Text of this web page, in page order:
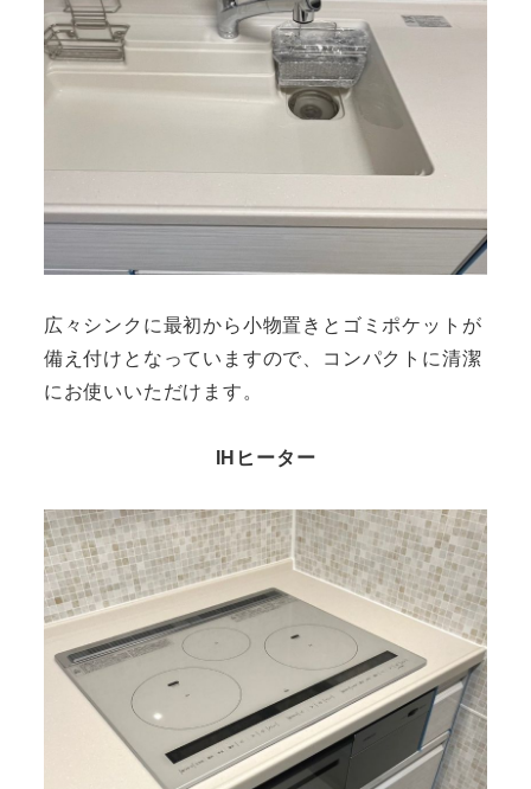
広々シンクに最初から小物置きとゴミポケットが
備え付けとなっていますので、コンパクトに清潔
にお使いいただけます。
IHヒーター